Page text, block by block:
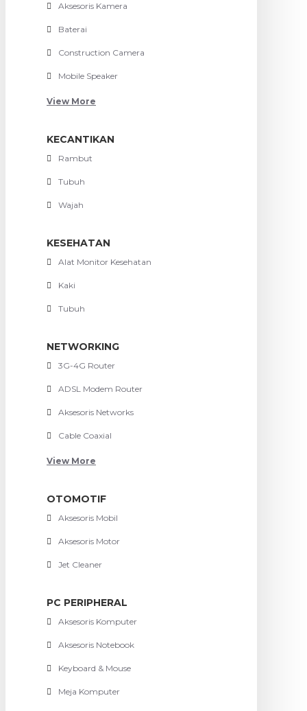
Aksesoris Kamera
Baterai
Construction Camera
Mobile Speaker
View More
KECANTIKAN
Rambut
Tubuh
Wajah
KESEHATAN
Alat Monitor Kesehatan
Kaki
Tubuh
NETWORKING
3G-4G Router
ADSL Modem Router
Aksesoris Networks
Cable Coaxial
View More
OTOMOTIF
Aksesoris Mobil
Aksesoris Motor
Jet Cleaner
PC PERIPHERAL
Aksesoris Komputer
Aksesoris Notebook
Keyboard & Mouse
Meja Komputer